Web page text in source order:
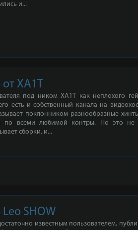
и...
XA1T
под ником XA1T как неплохого
есть и собственный канала на
поклонником разнообразные
по всеми любимой контры. Но это не
сборки, и...
SHOW
известным пользователем,